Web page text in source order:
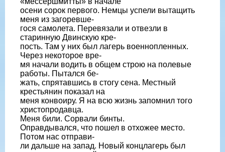
осени сорок первого. Немцы успели вытащить
меня из загоревше-
гося самолета. Перевязали и отвезли в
старинную Двинскую кре-
пость. Там у них был лагерь военнопленных.
Через некоторое вре-
мя начали водить в общем строю на полевые
работы. Пытался бе-
жать, спрятавшись в стогу сена. Местный
крестьянин показал на
меня конвоиру. Я на всю жизнь запомнил того
христопродавца.
Меня били. Сорвали бинты.
Оправдывался, что пошел в отхожее место.
Потом нас отправи-
ли дальше на запад. Новый концлагерь был